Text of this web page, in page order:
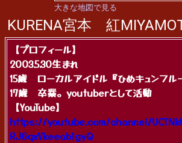
大きな地図で見る
KURENA宮本 紅
【プロフィール】
2003.5.30生まれ
15歳 ローカルアイドル『ひめキュンフル
17歳 卒業。youtuberとして活動
【YouTube】
https://youtube.com/channel/
RJ6qxVkeeab1gyQ